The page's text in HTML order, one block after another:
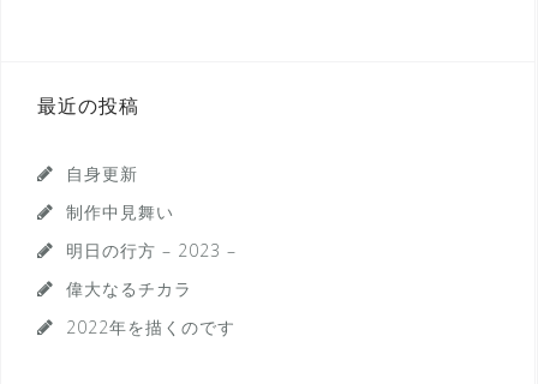
最近の投稿
自身更新
制作中見舞い
明日の行方 – 2023 –
偉大なるチカラ
2022年を描くのです